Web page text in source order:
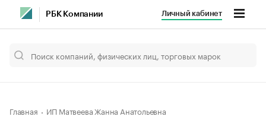
РБК Компании Личный кабинет
Главная ИП Матвеева Жанна Анатольевна